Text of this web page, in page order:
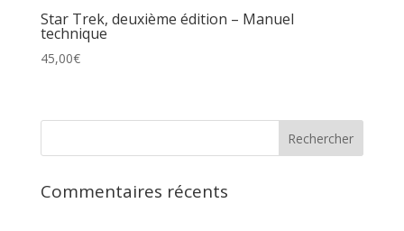
Star Trek, deuxième édition – Manuel
technique
45,00€
Commentaires récents